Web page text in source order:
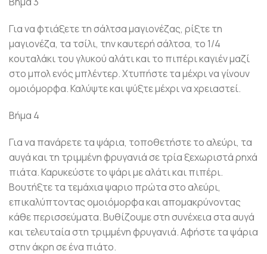
Για να φτιάξετε τη σάλτσα μαγιονέζας, ρίξτε τη
μαγιονέζα, τα τσίλι, την καυτερή σάλτσα, το 1/4
κουταλάκι του γλυκού αλάτι και το πιπέρι καγιέν μαζί
στο μπολ ενός μπλέντερ. Χτυπήστε τα μέχρι να γίνουν
ομοιόμορφα. Καλύψτε και ψύξτε μέχρι να χρειαστεί.
Βήμα 4
Για να πανάρετε τα ψάρια, τοποθετήστε το αλεύρι, τα
αυγά και τη τριμμένη φρυγανιά σε τρία ξεχωριστά ρηχά
πιάτα. Καρυκεύστε το ψάρι με αλάτι και πιπέρι.
Βουτήξτε τα τεμάχια ψαριο πρώτα στο αλεύρι,
επικαλύπτοντας ομοιόμορφα και απομακρύνοντας
κάθε περισσεύματα. Βυθίζουμε στη συνέχεια στα αυγά
και τελευταία στη τριμμένη φρυγανιά. Αφήστε τα ψάρια
στην άκρη σε ένα πιάτο.